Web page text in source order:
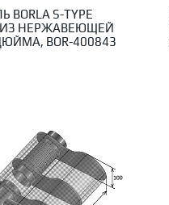
BORLA S-TYPE
ИЗ НЕРЖАВЕЮЩЕЙ
BOR-400843